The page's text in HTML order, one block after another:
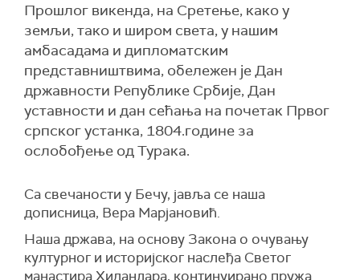
Прошлог викенда, на Сретење, како у
земљи, тако и широм света, у нашим
амбасадама и дипломатским
представништвима, обележен је Дан
државности Републике Србије, Дан
уставности и дан сећања на почетак Првог
српског устанка, 1804.године за
ослобођење од Турака.
Са свечаности у Бечу, јавља се наша
дописница, Вера Марјановић.
Наша држава, на основу Закона о очувању
културног и историјског наслеђа Светог
манастира Хиландара, континуирано пружа